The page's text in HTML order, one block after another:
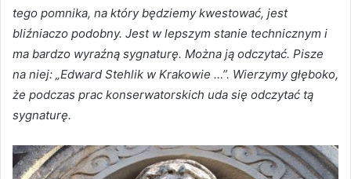
tego pomnika, na który będziemy kwestować, jest
bliźniaczo podobny. Jest w lepszym stanie technicznym i
ma bardzo wyraźną sygnaturę. Można ją odczytać. Pisze
na niej: „Edward Stehlik w Krakowie …”. Wierzymy głęboko,
że podczas prac konserwatorskich uda się odczytać tą
sygnaturę.